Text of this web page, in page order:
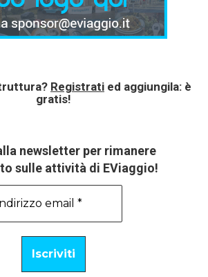
Registrati ed aggiungila: è
gratis!
newsletter per rimanere
sulle attività di EViaggio!